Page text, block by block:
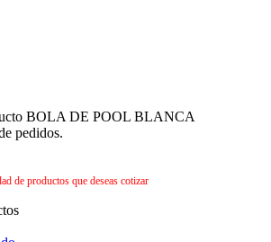
BOLA DE POOL BLANCA
pedidos.
de productos que deseas cotizar